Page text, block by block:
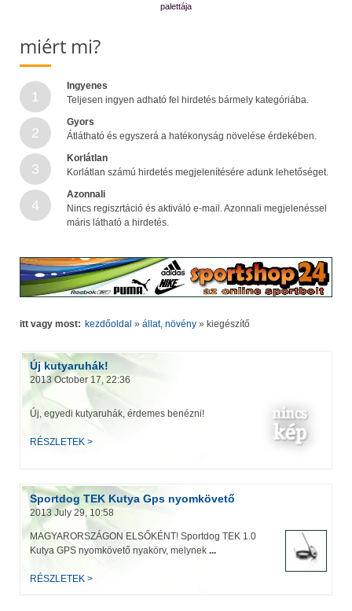
palettája
miért mi?
1
Ingyenes
Teljesen ingyen adható fel hirdetés bármely kategóriába.
2
Gyors
Átlátható és egyszerá a hatékonyság növelése érdekében.
3
Korlátlan
Korlátlan számú hirdetés megjelenítésére adunk lehetőséget.
4
Azonnali
Nincs regiszrtáció és aktiváló e-mail. Azonnali megjelenéssel
máris látható a hirdetés.
itt vagy most: kezdőoldal » állat, növény » kiegészítő
Új kutyaruhák!
2013 October 17, 22:36
Új, egyedi kutyaruhák, érdemes benézni!
RÉSZLETEK >
Sportdog TEK Kutya Gps nyomkövető
2013 July 29, 10:58
MAGYARORSZÁGON ELSŐKÉNT! Sportdog TEK 1.0
Kutya GPS nyomkövető nyakörv, melynek ...
RÉSZLETEK >